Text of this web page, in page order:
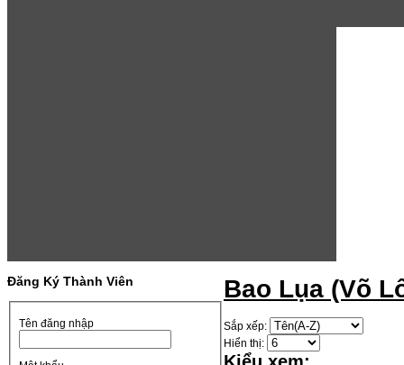
Đăng Ký Thành Viên
Tên đăng nhập
Bao Lụa (Võ
Sắp xếp:
Hiển thị: